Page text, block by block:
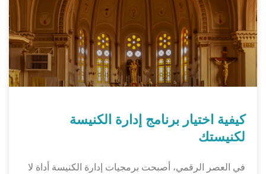
كيفية اختيار برنامج إدارة الكنيسة
لكنيستك
في العصر الرقمي، أصبحت برمجيات إدارة الكنيسة أداة لا